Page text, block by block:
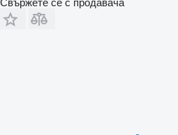
Свържете се с продавача